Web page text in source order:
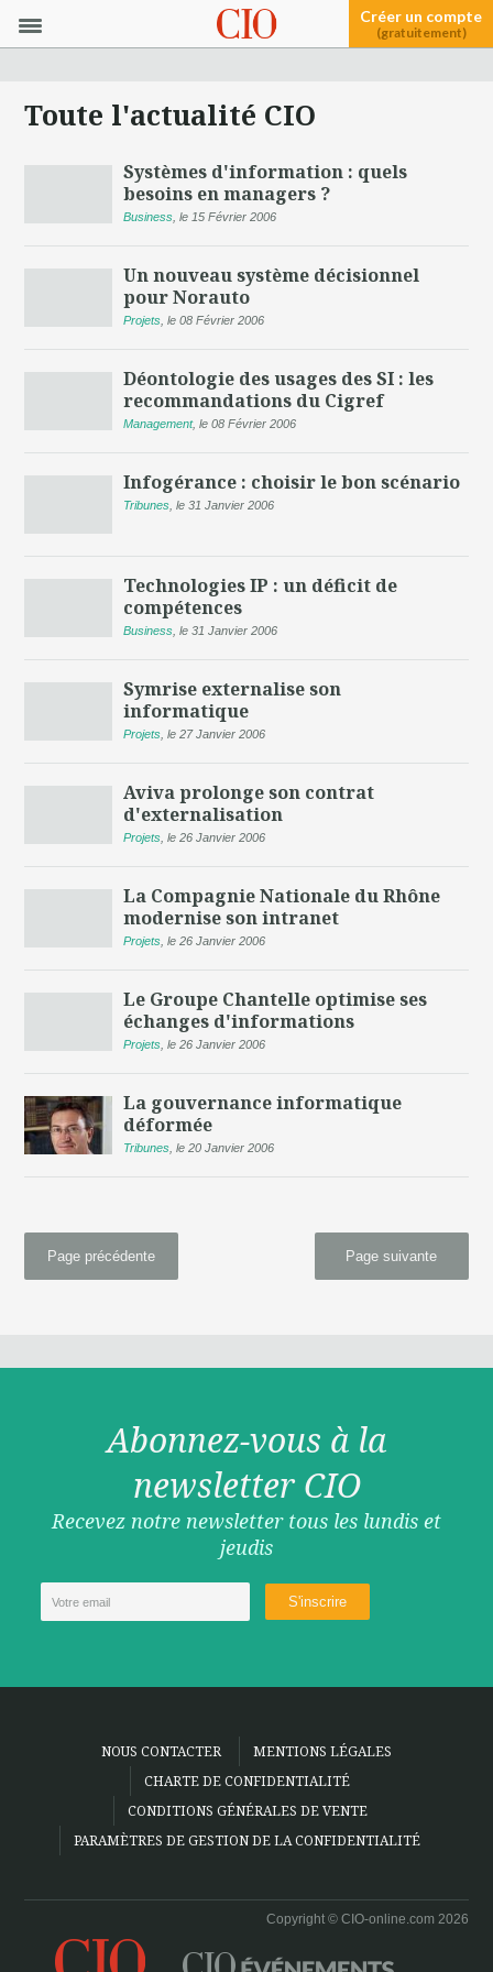
Créer un compte
(gratuitement)
Toute l'actualité CIO
Systèmes d'information : quels
besoins en managers ?
Business ,le 15 Février 2006
Un nouveau système décisionnel
pour Norauto
Projets ,le 08 Février 2006
Déontologie des usages des SI : les
recommandations du Cigref
Management,le 08 Février 2006
Infogérance : choisir le bon scénario
Tribunes ,le 31 Janvier 2006
Technologies IP : un déficit de
compétences
Business ,le 31 Janvier 2006
Symrise externalise son
informatique
Projets ,le 27 Janvier 2006
Aviva prolonge son contrat
d'externalisation
Projets ,le 26 Janvier 2006
La Compagnie Nationale du Rhône
modernise son intranet
Projets ,le 26 Janvier 2006
Le Groupe Chantelle optimise ses
échanges d'informations
Projets ,le 26 Janvier 2006
La gouvernance informatique
déformée
Tribunes ,le 20 Janvier 2006
Page suivante
Page précédente
Abonnez-vous à la
newsletter CIO
Recevez notre newsletter tous les lundis et
jeudis
NOUS CONTACTER
MENTIONS LÉGALES
CHARTE DE CONFIDENTIALITÉ
CONDITIONS GÉNÉRALES DE VENTE
PARAMÈTRES DE GESTION DE LA CONFIDENTIALITÉ
Copyright © CIO-online.com 2026